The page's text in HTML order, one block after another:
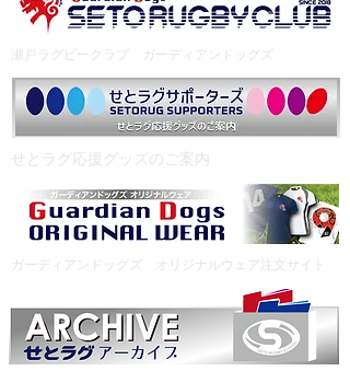
瀬戸ラグビークラブ ガーディアンドッグズ
​せとラグ応援グッズのご案内
ガーディアンドッグズ オリジナルウェア注文サイト